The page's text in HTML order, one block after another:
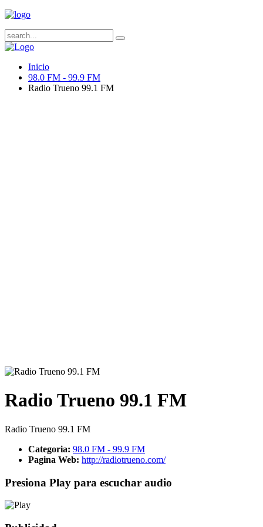
Inicio
98.0 FM - 99.9 FM
Radio Trueno 99.1 FM
Radio Trueno 99.1 FM
Radio Trueno 99.1 FM
Categoria: 98.0 FM - 99.9 FM
Pagina Web: http://radiotrueno.com/
Presiona Play para escuchar audio